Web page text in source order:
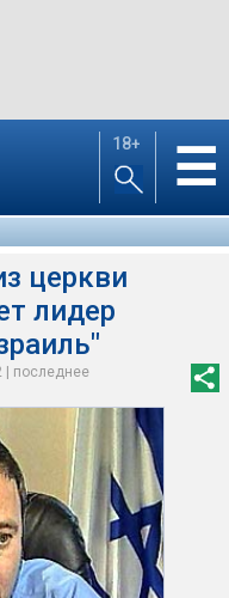
18+ ☰
церкви
лидер
| последнее